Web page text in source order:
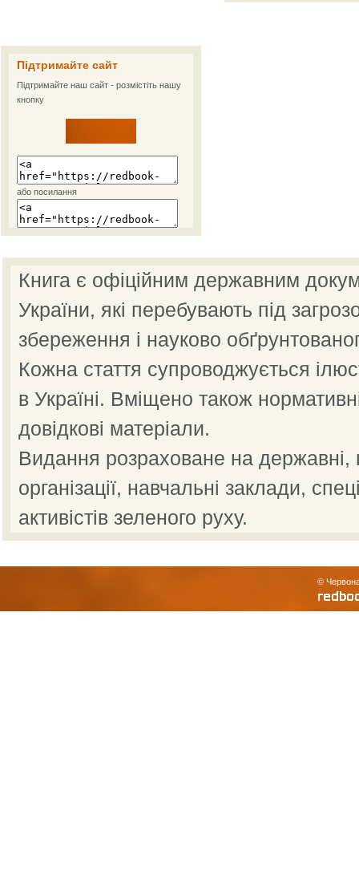
Підтримайте сайт
Підтримайте наш сайт - розмістіть нашу
кнопку
або посилання
Книга є офіційним державним
України, які перебувають під
збереження і науково
Кожна стаття супроводжується
в Україні. Вміщено також
довідкові матеріали.
Видання розраховане на державні,
організації, навчальні заклади,
активістів зеленого руху.
©